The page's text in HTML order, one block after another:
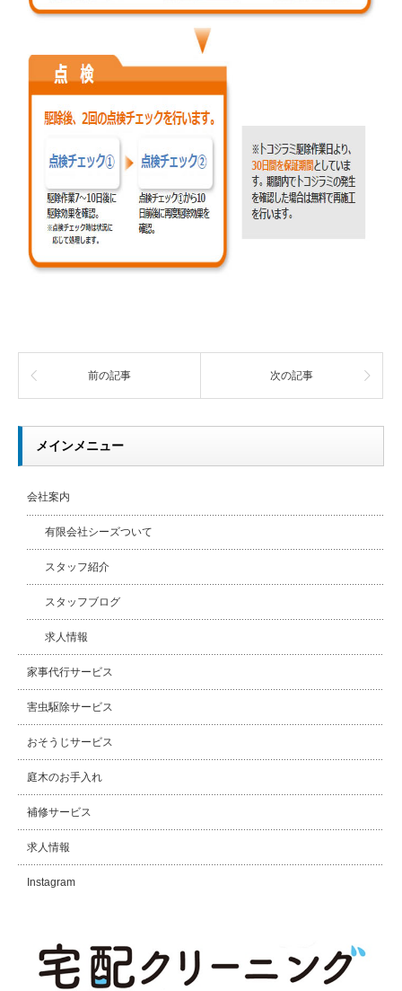
前の記事 次の記事
メインメニュー
会社案内
有限会社シーズついて
スタッフ紹介
スタッフブログ
求人情報
家事代行サービス
害虫駆除サービス
おそうじサービス
庭木のお手入れ
補修サービス
求人情報
Instagram